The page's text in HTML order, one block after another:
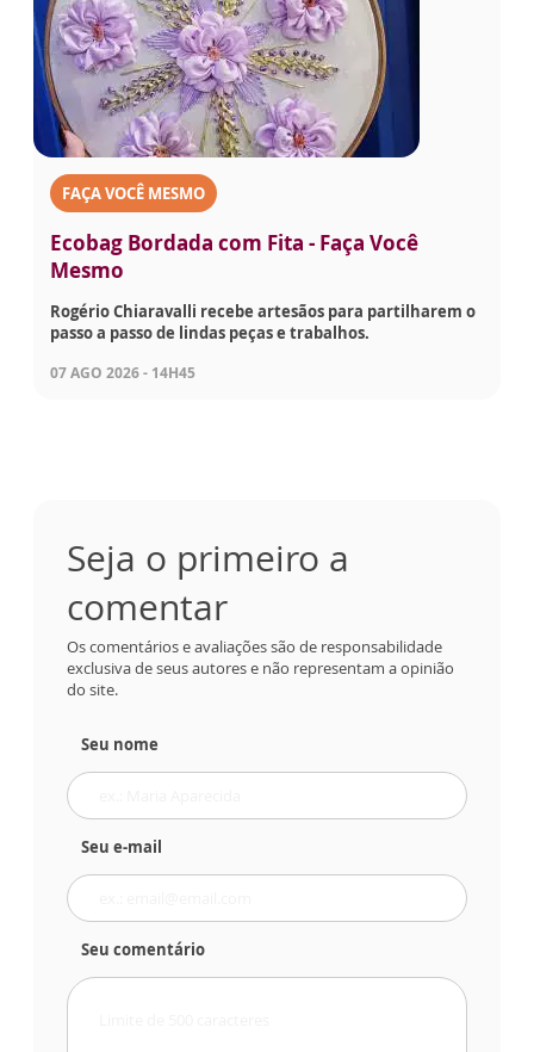
FAÇA VOCÊ MESMO
Ecobag Bordada com Fita - Faça Você
Mesmo
Rogério Chiaravalli recebe artesãos para partilharem o
passo a passo de lindas peças e trabalhos.
07 AGO 2026 - 14H45
Seja o primeiro a
comentar
Os comentários e avaliações são de responsabilidade
exclusiva de seus autores e não representam a opinião
do site.
Seu nome
Seu e-mail
Seu comentário